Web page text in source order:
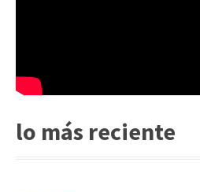
lo más reciente